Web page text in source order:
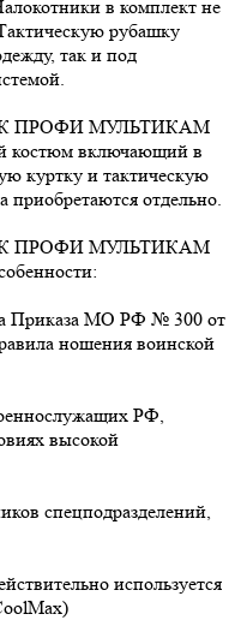
в комплект не
рубашку
так и под
ПРОФИ МУЛЬТИКАМ
костюм включающий в
куртку и тактическую
отдельно.
ПРОФИ МУЛЬТИКАМ
Приказа МО РФ № 300 от
ношения воинской
РФ,
высокой
спецподразделений,
используется